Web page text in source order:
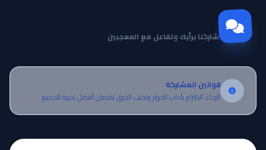
مجتمع Otanyuu
شاركنا برأيك وتفاعل مع المعجبين
قوانين المشاركة
الرجاء الالتزام بآداب الحوار وتجنب الحرق لضمان أفضل تجربة للجميع.